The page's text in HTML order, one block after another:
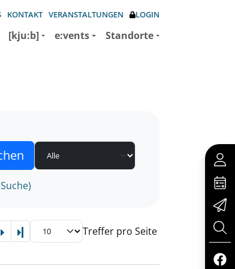
KONTAKT VERANSTALTUNGEN LOGIN
[kju:b] e:vents Standorte
Letzte Seite Treffer pro Seite